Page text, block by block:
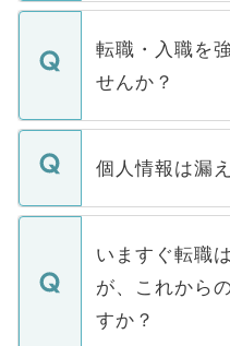
ます。通常、5
いただきますの
マイナビ
うち約3割は、
けない「非公開
下記の理由によ
ません。
■応募殺到を避
関を公にしてし
に、医療機関が
みを人材紹介会
ています。
転職・入職を
せんか？
転職・入職を強
ん。また、仮に
定を承諾する必
の辞退の連絡は
個人情報は漏
個人情報が漏え
で、ご安心くだ
などで収集した
ご本人のキャリ
支援を目的に使
いますぐ転職
が、これから
すか？